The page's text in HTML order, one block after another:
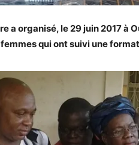
a organisé, le 29 juin 2017 à
qui ont suivi une